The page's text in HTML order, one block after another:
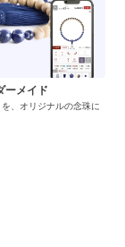
ーメイド
、オリジナルの念珠に